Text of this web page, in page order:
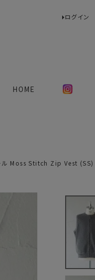
ログイン
HOME
ル Moss Stitch Zip Vest (SS)